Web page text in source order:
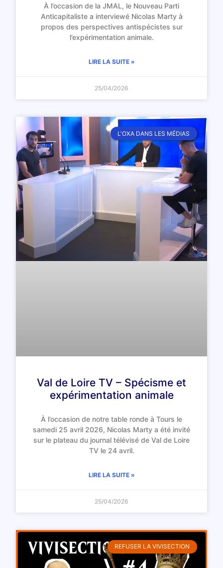
À l’occasion de la JMAL, le Nouveau Parti
Anticapitaliste a interviewé Nicolas Marty à
propos des perspectives antispécistes sur
l’expérimentation animale.
LIRE LA SUITE »
25/04/2026
L'OXA DANS LES MÉDIAS
Val de Loire TV – Spécisme et
expérimentation animale
À l’occasion de notre table ronde à Tours le
samedi 25 avril 2026, Nicolas Marty a été invité
sur le plateau du journal télévisé de Val de Loire
TV le 24 avril.
LIRE LA SUITE »
25/04/2026
REFUSER LA VIVISECTION